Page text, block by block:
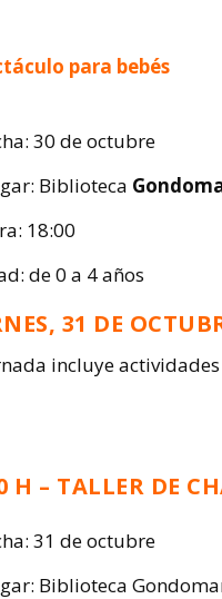
para bebés
30 de octubre
Biblioteca
18:00
de 0 a 4 años
31 DE
incluye
H – TALLER DE
31 de octubre
Biblioteca